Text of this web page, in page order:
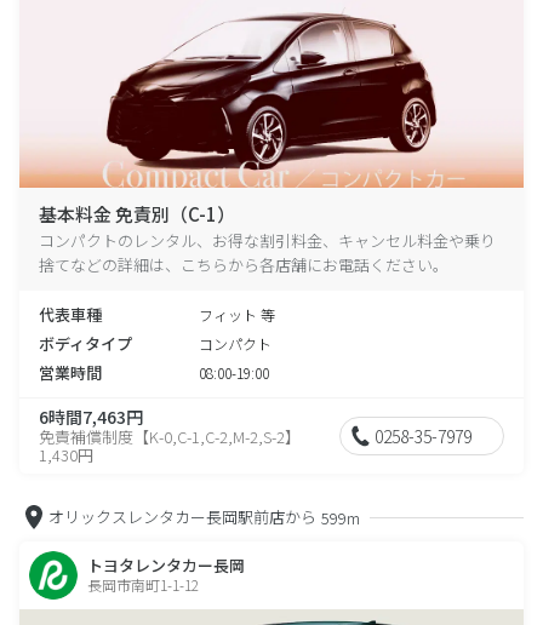
基本料金 免責別（C-1）
コンパクトのレンタル、お得な割引料金、キャンセル料金や乗り
捨てなどの詳細は、こちらから各店舗にお電話ください。
代表車種 フィット 等
ボディタイプ コンパクト
営業時間 08:00-19:00
6時間7,463円
免責補償制度【K-0,C-1,C-2,M-2,S-2】
1,430円
0258-35-7979
オリックスレンタカー長岡駅前店から 599m
トヨタレンタカー長岡
長岡市南町1-1-12